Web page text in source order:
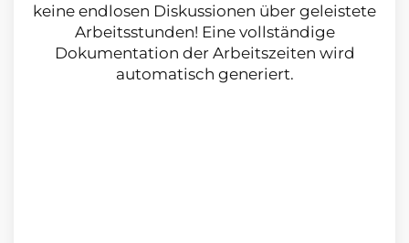
keine endlosen Diskussionen über geleistete
Arbeitsstunden! Eine vollständige
Dokumentation der Arbeitszeiten wird
automatisch generiert.